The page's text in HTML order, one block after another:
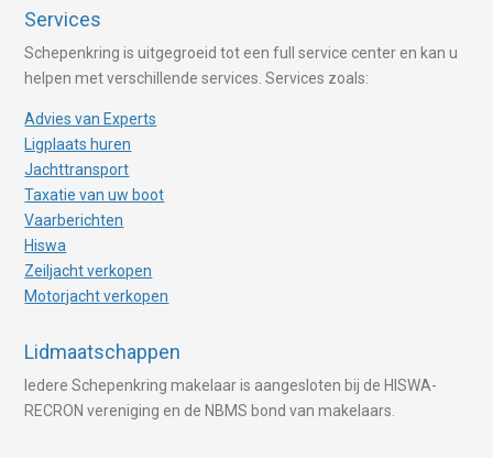
Services
Schepenkring is uitgegroeid tot een full service center en kan u
helpen met verschillende services. Services zoals:
Advies van Experts
Ligplaats huren
Jachttransport
Taxatie van uw boot
Vaarberichten
Hiswa
Zeiljacht verkopen
Motorjacht verkopen
Lidmaatschappen
Iedere Schepenkring makelaar is aangesloten bij de HISWA-
RECRON vereniging en de NBMS bond van makelaars.